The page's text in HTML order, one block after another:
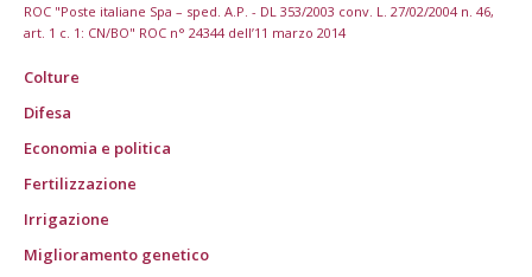
ROC "Poste italiane Spa – sped. A.P. - DL 353/2003 conv. L. 27/02/2004 n. 46,
art. 1 c. 1: CN/BO" ROC n° 24344 dell’11 marzo 2014
Colture
Difesa
Economia e politica
Fertilizzazione
Irrigazione
Miglioramento genetico